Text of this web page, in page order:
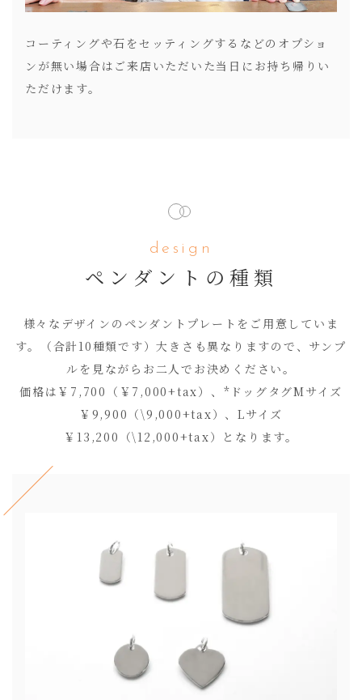
コーティングや石をセッティングするなどのオプショ
ンが無い場合はご来店いただいた当日にお持ち帰りい
ただけます。
design
ペンダントの種類
様々なデザインのペンダントプレートをご用意していま
す。（合計10種類です）大きさも異なりますので、サンプ
ルを見ながらお二人でお決めください。
価格は￥7,700（￥7,000+tax）、*ドッグタグMサイズ
￥9,900（\9,000+tax）、Lサイズ
￥13,200（\12,000+tax）となります。